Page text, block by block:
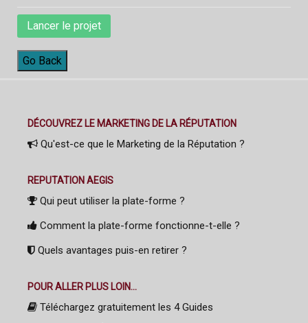
Lancer le projet
Go Back
DÉCOUVREZ LE MARKETING DE LA RÉPUTATION
Qu'est-ce que le Marketing de la Réputation ?
REPUTATION AEGIS
Qui peut utiliser la plate-forme ?
Comment la plate-forme fonctionne-t-elle ?
Quels avantages puis-en retirer ?
POUR ALLER PLUS LOIN...
Téléchargez gratuitement les 4 Guides